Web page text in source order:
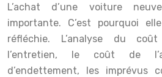
L’achat d’une voiture
importante. C’est pourquoi
réfléchie. L’analyse du
l’entretien, le coût de
d’endettement, les imprévus